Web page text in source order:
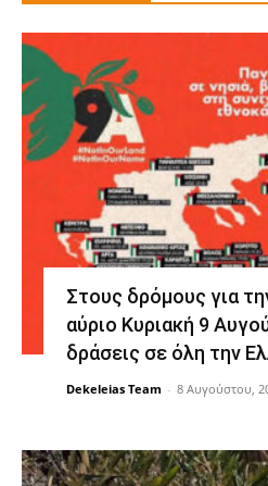
Στους δρόμους για
αύριο Κυριακή 9
δράσεις σε όλη την
Dekeleias Team - 8 Αυγούστου,